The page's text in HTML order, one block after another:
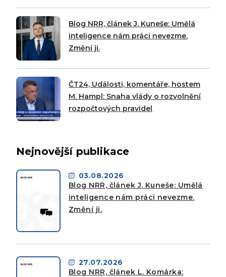
Blog NRR, článek J. Kuneše: Umělá
inteligence nám práci nevezme.
Změní ji.
ČT24, Události, komentáře, hostem
M. Hampl: Snaha vlády o rozvolnění
rozpočtových pravidel
Nejnovější publikace
03.08.2026
Blog NRR, článek J. Kuneše: Umělá
inteligence nám práci nevezme.
Změní ji.
27.07.2026
Blog NRR, článek L. Komárka: